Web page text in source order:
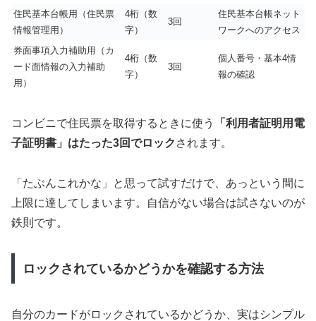
住民基本台帳用（住民票
情報管理用）
4桁（数
字）
3回
住民基本台帳ネット
ワークへのアクセス
券面事項入力補助用（カ
ード面情報の入力補助
用）
4桁（数
字）
3回
個人番号・基本4情
報の確認
コンビニで住民票を取得するときに使う
「利用者証明用電
子証明書」はたった3回でロック されます。
「たぶんこれかな」と思って試すだけで、あっという間に
上限に達してしまいます。自信がない場合は試さないのが
鉄則です。
ロックされているかどうかを確認する方法
自分のカードがロックされているかどうか、実はシンプル